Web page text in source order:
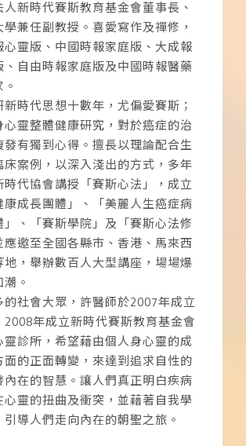
新時代賽斯教育基金會董事長、
兼任副教授。喜愛寫作及禪修，
心靈版、中國時報家庭版、大成報
、自由時報家庭版及中國時報醫藥
時代思想十數年，尤偏愛賽斯；
心靈整體健康研究，對於癌症的治
發有獨到心得。擅長以理論配合生
床案例，以深入淺出的方式，多年
時代協會講授「賽斯心法」，成立
康成長團體」、「美麗人生癌症病
」、「賽斯學院」及「賽斯心法修
應邀至全國各縣市、香港、馬來西
地，舉辦數百人大型講座，場場爆
。
的社會大眾，許醫師於2007年成立
2008年成立新時代賽斯教育基金會
靈診所，希望藉由個人身心靈的成
面的正面轉變，來達到追求自性的
內在的智慧。讓人們真正明白疾病
靈的扭曲及衝突，並藉著自我學
導人們走向內在的朝聖之旅。